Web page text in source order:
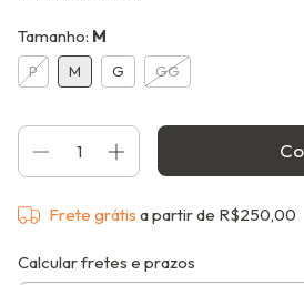
Tamanho: M
P M G GG
Frete grátis a partir de R$250,00
Entregas para o CEP:
Calcular fretes e prazos